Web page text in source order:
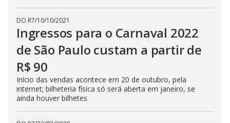
DO R7/10/10/2021
Ingressos para o Carnaval 2022
de São Paulo custam a partir de
R$ 90
Início das vendas acontece em 20 de outubro, pela
internet; bilheteria física só será aberta em janeiro, se
ainda houver bilhetes